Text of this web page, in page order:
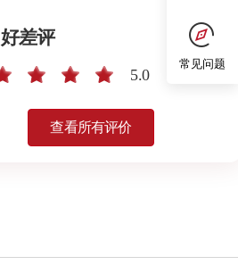
好差评
5.0
查看所有评价
常见问题